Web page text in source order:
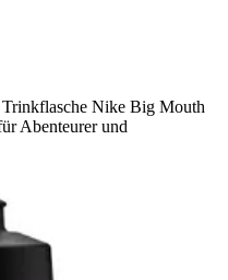
Nike Big Mouth
Abenteurer und